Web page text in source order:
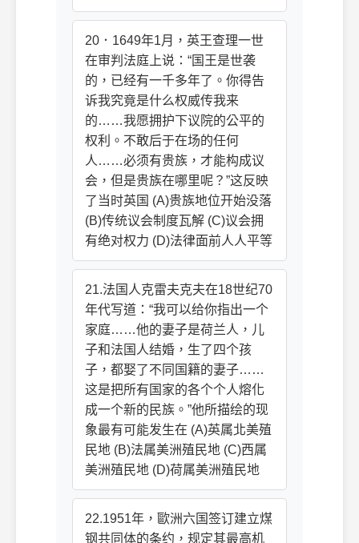
20．1649年1月，英王查理一世
在审判法庭上说：“国王是世袭
的，已经有一千多年了。你得告
诉我究竟是什么权威传我来
的……我愿拥护下议院的公平的
权利。不敢后于在场的任何
人……必须有贵族，才能构成议
会，但是贵族在哪里呢？”这反映
了当时英国 (A)贵族地位开始没落
(B)传统议会制度瓦解 (C)议会拥
有绝对权力 (D)法律面前人人平等
21.法国人克雷夫克夫在18世纪70
年代写道：“我可以给你指出一个
家庭……他的妻子是荷兰人，儿
子和法国人结婚，生了四个孩
子，都娶了不同国籍的妻子……
这是把所有国家的各个个人熔化
成一个新的民族。”他所描绘的现
象最有可能发生在 (A)英属北美殖
民地 (B)法属美洲殖民地 (C)西属
美洲殖民地 (D)荷属美洲殖民地
22.1951年，歐洲六国签订建立煤
钢共同体的条约，规定其最高机